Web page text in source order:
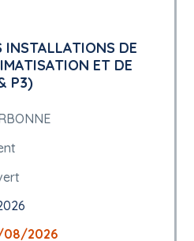
INSTALLATIONS DE
ET DE
P3)
08/2026